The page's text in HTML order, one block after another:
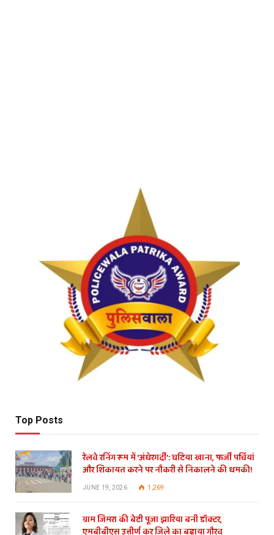
Top Posts
रेलवे रनिंग रूम में ‘अंधेरगर्दी’: घटिया खाना, फर्जी पर्चियां
और शिकायत करने पर नौकरी से निकालने की धमकी!
JUNE 19, 2026 1,269
ग्राम जिमरा की बेटी पूजा झारिया बनी डॉक्टर,
एमबीबीएस उत्तीर्ण कर जिले का बढ़ाया गौरव